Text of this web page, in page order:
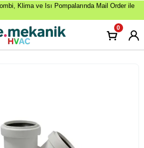
Klima ve Isı Pompalarında Mail Order ile
0